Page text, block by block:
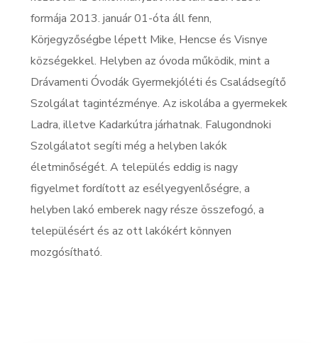
formája 2013. január 01-óta áll fenn,
Körjegyzőségbe lépett Mike, Hencse és Visnye
községekkel. Helyben az óvoda működik, mint a
Drávamenti Óvodák Gyermekjóléti és Családsegítő
Szolgálat tagintézménye. Az iskolába a gyermekek
Ladra, illetve Kadarkútra járhatnak. Falugondnoki
Szolgálatot segíti még a helyben lakók
életminőségét. A település eddig is nagy
figyelmet fordított az esélyegyenlőségre, a
helyben lakó emberek nagy része összefogó, a
településért és az ott lakókért könnyen
mozgósítható.